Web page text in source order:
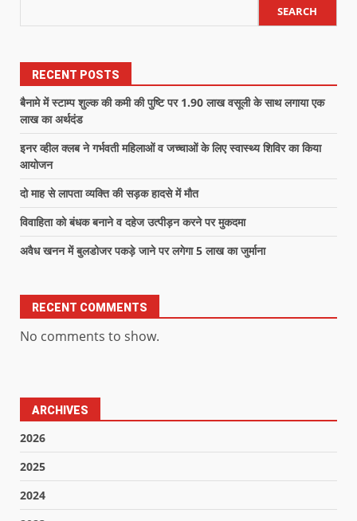
SEARCH
RECENT POSTS
बैनामे में स्टाम्प शुल्क की कमी की पुष्टि पर 1.90 लाख वसूली के साथ लगाया एक
लाख का अर्थदंड
इनर व्हील क्लब ने गर्भवती महिलाओं व जच्चाओं के लिए स्वास्थ्य शिविर का किया
आयोजन
दो माह से लापता व्यक्ति की सड़क हादसे में मौत
विवाहिता को बंधक बनाने व दहेज उत्पीड़न करने पर मुकदमा
अवैध खनन में बुलडोजर पकड़े जाने पर लगेगा 5 लाख का जुर्माना
RECENT COMMENTS
No comments to show.
ARCHIVES
2026
2025
2024